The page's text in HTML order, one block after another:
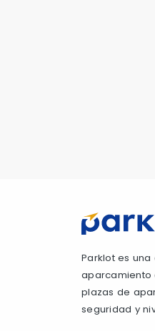
Parklot es
aparcamiento
plazas de
seguridad y